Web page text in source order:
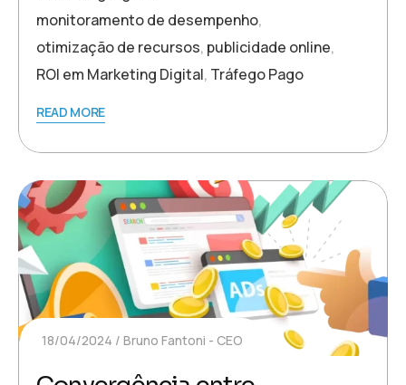
monitoramento de desempenho,
otimização de recursos, publicidade online,
ROI em Marketing Digital, Tráfego Pago
READ MORE
18/04/2024 Bruno Fantoni - CEO